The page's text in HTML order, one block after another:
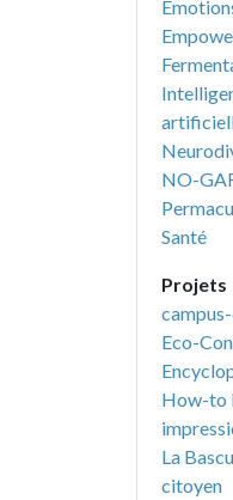
Empowerment
Fermentation
Intelligence
artificielle
Neurodiversité
NO-GAFAM
Permaculture
campus-des-ages
Eco-Construction
Encyclopédie du
How-to low-tech
impression 3D
La Bascule-Lobby